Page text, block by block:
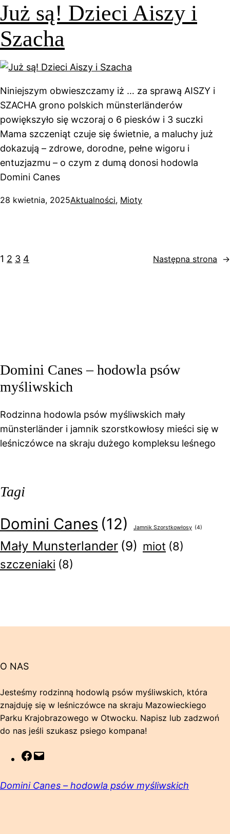
Już są! Dzieci Aiszy i
Szacha
Niniejszym obwieszczamy iż … za sprawą AISZY i
SZACHA grono polskich münsterländerów
powiększyło się wczoraj o 6 piesków i 3 suczki
Mama szczeniąt czuje się świetnie, a maluchy już
dokazują – zdrowe, dorodne, pełne wigoru i
entuzjazmu – o czym z dumą donosi hodowla
Domini Canes
28 kwietnia, 2025Aktualności, Mioty
1 2 3 4 Następna strona →
Domini Canes – hodowla psów
myśliwskich
Rodzinna hodowla psów myśliwskich mały
münsterländer i jamnik szorstkowłosy mieści się w
leśniczówce na skraju dużego kompleksu leśnego
Tagi
Domini Canes (12) Jamnik Szorstkowłosy (4)
Mały Munsterlander (9) miot (8)
szczeniaki (8)
O NAS
Jesteśmy rodzinną hodowlą psów myśliwskich, która
znajduję się w leśniczówce na skraju Mazowieckiego
Parku Krajobrazowego w Otwocku. Napisz lub zadzwoń
do nas jeśli szukasz psiego kompana!
F
c
i
Domini Canes – hodowla psów myśliwskich